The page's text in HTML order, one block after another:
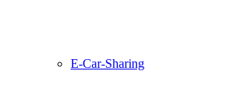
E-Car-Sharing